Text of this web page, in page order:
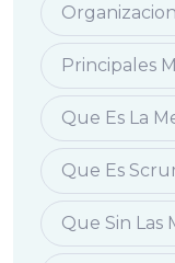
Principales
Que Es La
Que Es
Que Sin Las